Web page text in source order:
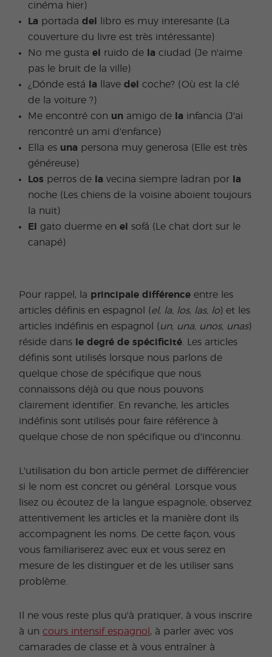
cinéma hier)
La portadadel
libro es muy interesante (La
couverture du livre est très intéressante)
No me gustael ruido de la ciudad (Je n'aime
pas le bruit de la ville)
¿Dónde está
la llavedel
coche? (Où est la clé
de la voiture ?)
Me encontré con un amigo de la infancia (J'ai
rencontré un ami d'enfance)
Ella es una persona muy generosa (Elle est très
généreuse)
Los perros de la vecina siempre ladran por
la
noche (Les chiens de la voisine aboient toujours
la nuit)
El
gato duerme enel
sofá (Le chat dort sur le
canapé)
Pour rappel, la principale différence entre les
articles définis en espagnol (el, la, los, las, lo) et les
articles indéfinis en espagnol (un, una, unos, unas)
réside dans
le degré de spécificité . Les articles
définis sont utilisés lorsque nous parlons de
quelque chose de spécifique que nous
connaissons déjà ou que nous pouvons
clairement identifier. En revanche, les articles
indéfinis sont utilisés pour faire référence à
quelque chose de non spécifique ou d'inconnu.
L'utilisation du bon article permet de différencier
si le nom est concret ou général. Lorsque vous
lisez ou écoutez de la langue espagnole, observez
attentivement les articles et la manière dont ils
accompagnent les noms. De cette façon, vous
vous familiariserez avec eux et vous serez en
mesure de les distinguer et de les utiliser sans
problème.
Il ne vous reste plus qu'à pratiquer, à vous inscrire
à uncours intensif espagnol , à parler avec vos
camarades de classe et à vous entraîner à